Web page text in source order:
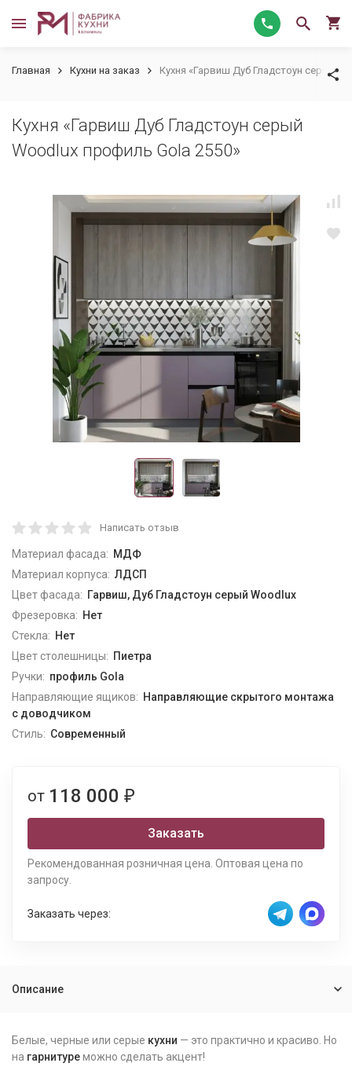
Главная Кухни на заказ Кухня «Гарвиш Дуб Гладстоун серый
Кухня «Гарвиш Дуб Гладстоун серый
Woodlux профиль Gola 2550»
Написать отзыв
Материал фасада: МДФ
Материал корпуса: ЛДСП
Цвет фасада: Гарвиш, Дуб Гладстоун серый Woodlux
Фрезеровка: Нет
Стекла: Нет
Цвет столешницы: Пиетра
Ручки: профиль Gola
Направляющие ящиков: Направляющие скрытого монтажа
с доводчиком
Стиль: Современный
от 118 000 ₽
Заказать
Рекомендованная розничная цена. Оптовая цена по
запросу.
Заказать через:
Описание
Белые, черные или серые кухни — это практично и красиво. Но
на гарнитуреможно сделать акцент!